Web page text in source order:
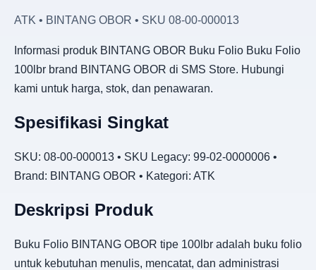
ATK • BINTANG OBOR • SKU 08-00-000013
Informasi produk BINTANG OBOR Buku Folio Buku Folio
100lbr brand BINTANG OBOR di SMS Store. Hubungi
kami untuk harga, stok, dan penawaran.
Spesifikasi Singkat
SKU: 08-00-000013 • SKU Legacy: 99-02-0000006 •
Brand: BINTANG OBOR • Kategori: ATK
Deskripsi Produk
Buku Folio BINTANG OBOR tipe 100lbr adalah buku folio
untuk kebutuhan menulis, mencatat, dan administrasi